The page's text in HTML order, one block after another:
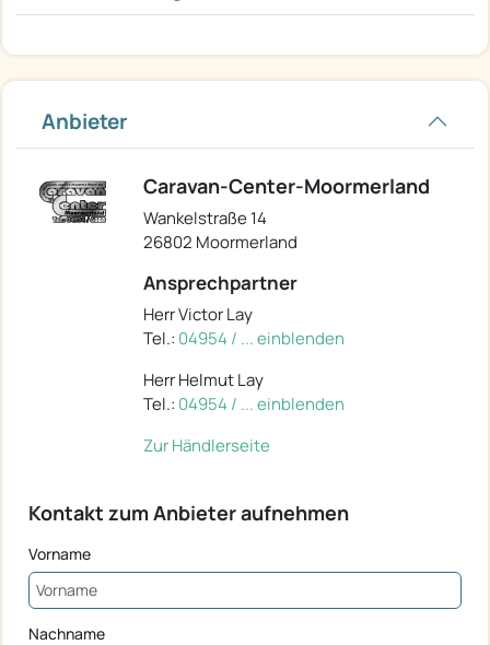
Anbieter
Caravan-Center-Moormerland
Wankelstraße 14
26802 Moormerland
Ansprechpartner
Herr Victor Lay
Tel.: 04954 / ... einblenden
Herr Helmut Lay
Tel.: 04954 / ... einblenden
Zur Händlerseite
Kontakt zum Anbieter aufnehmen
Vorname
Nachname